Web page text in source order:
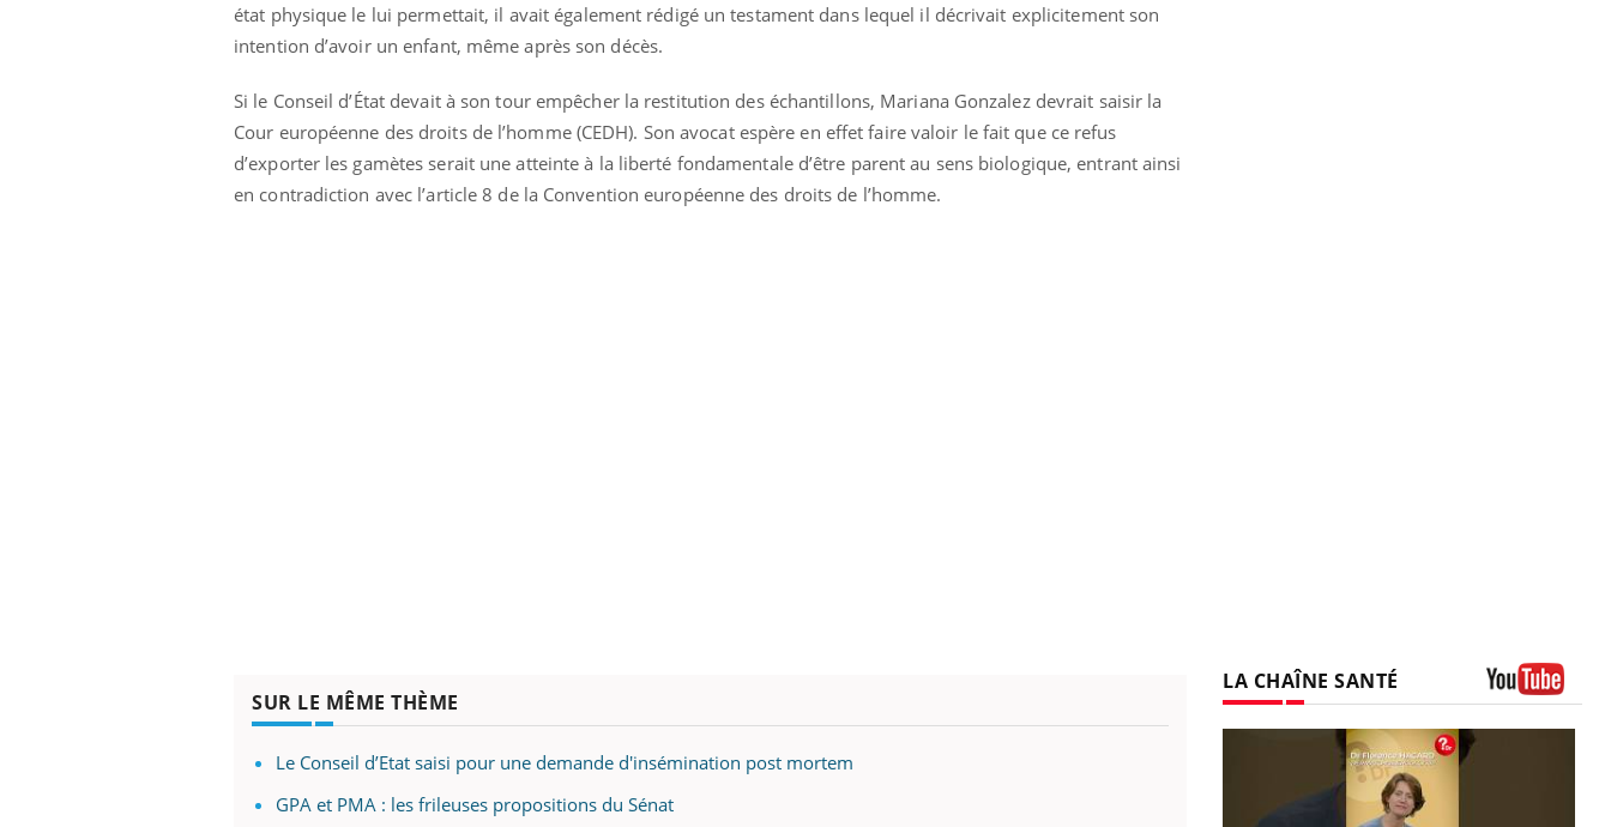
état physique le lui permettait, il avait également rédigé un testament dans lequel il décrivait explicitement son
intention d’avoir un enfant, même après son décès.
Si le Conseil d’État devait à son tour empêcher la restitution des échantillons, Mariana Gonzalez devrait saisir la
Cour européenne des droits de l’homme (CEDH). Son avocat espère en effet faire valoir le fait que ce refus
d’exporter les gamètes serait une atteinte à la liberté fondamentale d’être parent au sens biologique, entrant ainsi
en contradiction avec l’article 8 de la Convention européenne des droits de l’homme.
SUR LE MÊME THÈME
Le Conseil d’Etat saisi pour une demande d'insémination post mortem
GPA et PMA : les frileuses propositions du Sénat
LA CHAÎNE SANTÉ